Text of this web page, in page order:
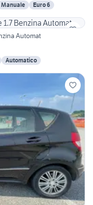
Manuale
Euro 6
Automat
Automatico